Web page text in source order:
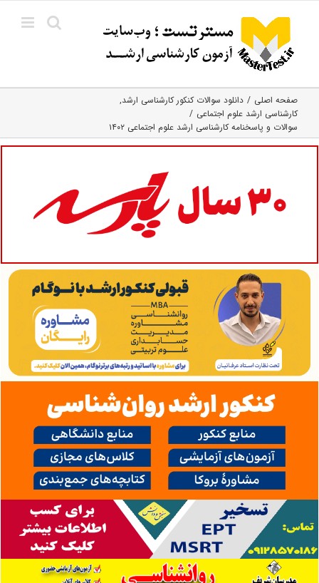
content
صفحه اصلی
دانلود سوالات کنکور کارشناسی ارشد
کارشناسی ارشد علوم اجتماعی
سوالات و پاسخنامه کارشناسی ارشد علوم اجتماعی ۱۴۰۲